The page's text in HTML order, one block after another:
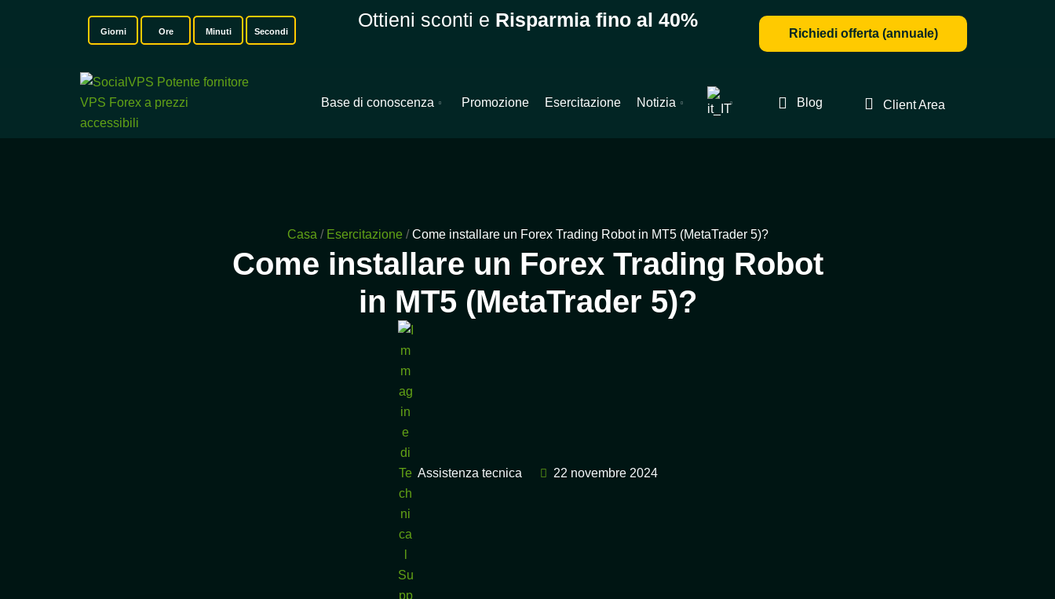
Giorni Ore Minuti Secondi
Ottieni sconti e Risparmia fino al 40%
Richiedi offerta (annuale)
Base di conoscenza Promozione Esercitazione Notizia Blog Client Area
Casa / Esercitazione /Come installare un Forex Trading Robot in MT5 (MetaTrader 5)?
Come installare un Forex Trading Robot
in MT5 (MetaTrader 5)?
Assistenza tecnica 22 novembre 2024